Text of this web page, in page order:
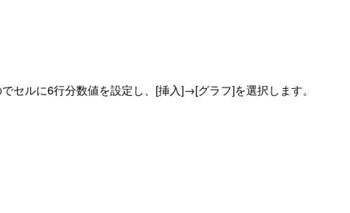
セルに6行分数値を設定し、[挿入]→[グラフ]を選択します。